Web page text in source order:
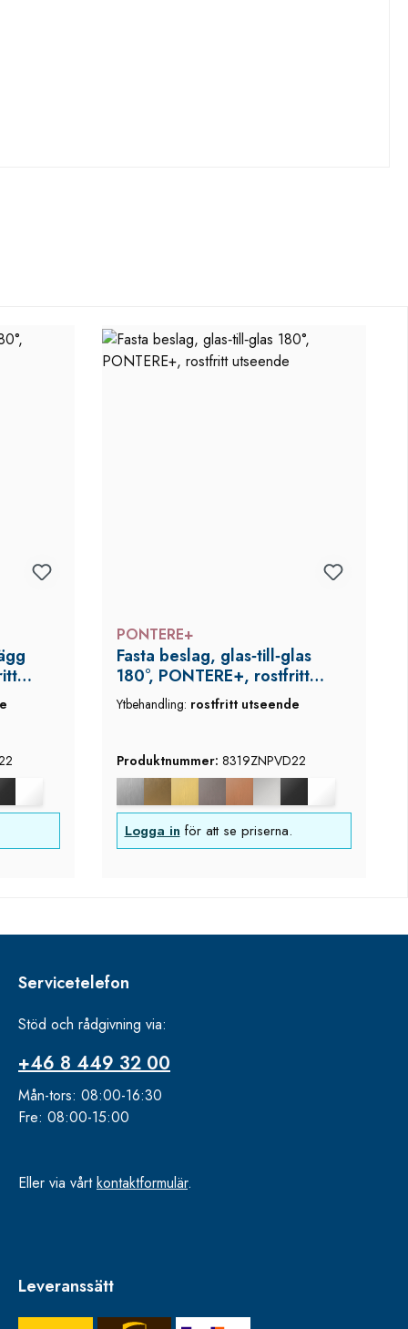
PONTERE+
Fasta beslag, glas‑till‑glas
180°, PONTERE+, rostfritt
utseende
Ytbehandling: rostfritt utseende
Produktnummer: 8319ZNPVD22
Logga in för att se priserna.
Servicetelefon
Stöd och rådgivning via:
+46 8 449 32 00
Mån-tors: 08:00-16:30
Fre: 08:00-15:00
Eller via vårtkontaktformulär.
Leveranssätt